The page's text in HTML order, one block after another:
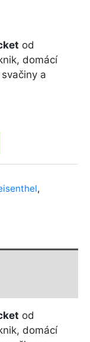
od
domácí
a
,
od
domácí